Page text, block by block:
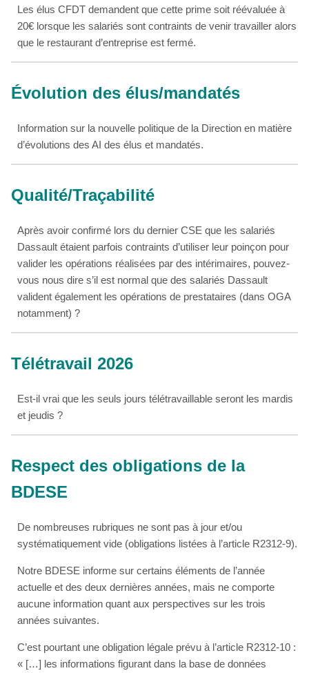
Les élus CFDT demandent que cette prime soit réévaluée à
20€ lorsque les salariés sont contraints de venir travailler alors
que le restaurant d’entreprise est fermé.
Évolution des élus/mandatés
Information sur la nouvelle politique de la Direction en matière
d’évolutions des AI des élus et mandatés.
Qualité/Traçabilité
Après avoir confirmé lors du dernier CSE que les salariés
Dassault étaient parfois contraints d’utiliser leur poinçon pour
valider les opérations réalisées par des intérimaires, pouvez-
vous nous dire s’il est normal que des salariés Dassault
valident également les opérations de prestataires (dans OGA
notamment) ?
Télétravail 2026
Est-il vrai que les seuls jours télétravaillable seront les mardis
et jeudis ?
Respect des obligations de la
BDESE
De nombreuses rubriques ne sont pas à jour et/ou
systématiquement vide (obligations listées à l’article R2312-9).
Notre BDESE informe sur certains éléments de l’année
actuelle et des deux dernières années, mais ne comporte
aucune information quant aux perspectives sur les trois
années suivantes.
C’est pourtant une obligation légale prévu à l’article R2312-10 :
« […] les informations figurant dans la base de données